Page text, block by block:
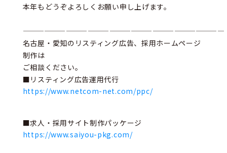
本年もどうぞよろしくお願い申し上げます。
————————————————————————————
名古屋・愛知のリスティング広告、採用ホームページ
制作は
ご相談ください。
■リスティング広告運用代行
https://www.netcom-net.com/ppc/
■求人・採用サイト制作パッケージ
https://www.saiyou-pkg.com/